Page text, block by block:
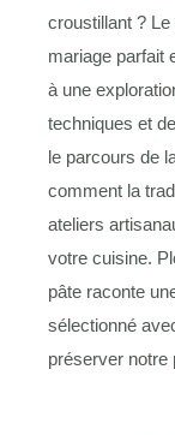
croustillant ?
mariage parfait
à une
techniques et
le parcours de
comment la
ateliers
votre cuisine.
pâte raconte
sélectionné
préserver notre